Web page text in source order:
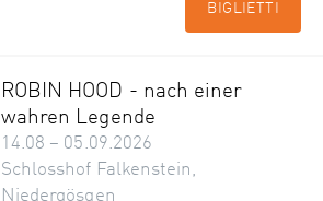
BIGLIETTI
ROBIN HOOD - nach einer
wahren Legende
14.08 – 05.09.2026
Schlosshof Falkenstein,
Niedergösgen